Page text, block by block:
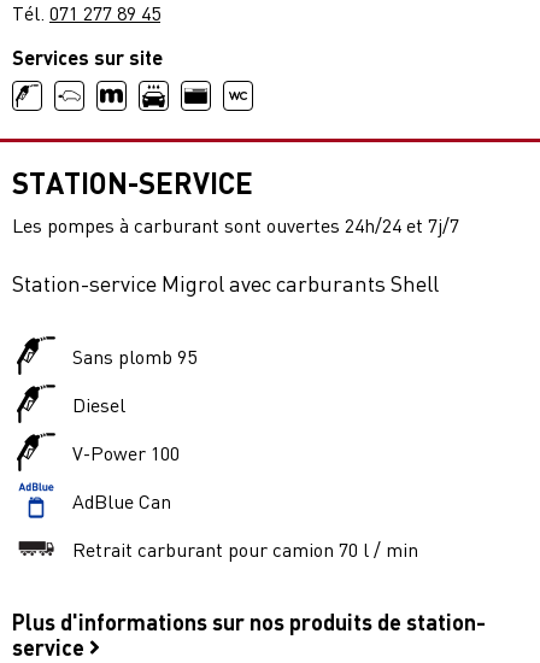
Tél. 071 277 89 45
Services sur site
STATION-SERVICE
Les pompes à carburant sont ouvertes 24h/24 et 7j/7
Station-service Migrol avec carburants Shell
Sans plomb 95
Diesel
V-Power 100
AdBlue Can
Retrait carburant pour camion 70 l / min
Plus d'informations sur nos produits de station-
service